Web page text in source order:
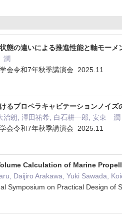
態の違いによる推進性能と軸モーメ
潤
会令和7年秋季講演会 2025.11
るプロペラキャビテーションノイ
朗, 澤田祐希, 白石耕一郎, 安東 潤
会令和7年秋季講演会 2025.11
Calculation of Marine
Daijiro Arakawa, Yuki Sawada,
Symposium on Practical Design of